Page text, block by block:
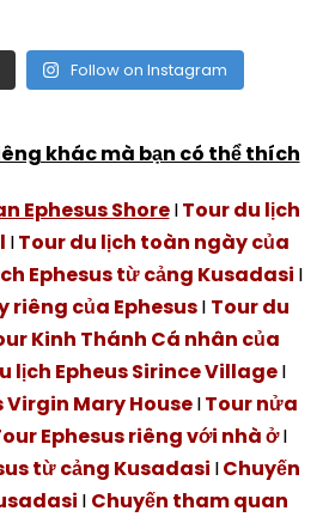
Follow on Instagram
khác mà bạn có thể thích
Ephesus ShoreITour du lịch
ITour du lịch toàn ngày của
Ephesus từ cảng Kusadasi I
riêng của EphesusI Tour du
Kinh Thánh Cá nhân của
lịch Epheus Sirince VillageI
Virgin Mary HouseITour nửa
Ephesus riêng với nhà ởI
từ cảng Kusadasi IChuyến
I Chuyến tham quan